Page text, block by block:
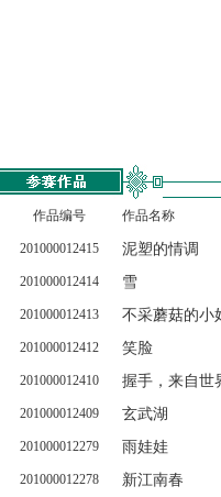
作品编号 作品名称
201000012415 泥塑的情调
201000012414 雪
201000012413 不采蘑菇的小
201000012412 笑脸
201000012410 握手，来自世
201000012409 玄武湖
201000012279 雨娃娃
201000012278 新江南春